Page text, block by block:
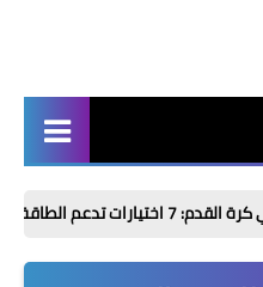
Radio